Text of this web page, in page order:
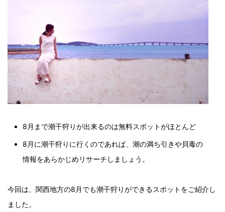
8月まで潮干狩りが出来るのは無料スポットがほとんど
8月に潮干狩りに行くのであれば、潮の満ち引きや貝毒の
情報をあらかじめリサーチしましょう。
今回は、関西地方の8月でも潮干狩りができるスポットをご紹介し
ました。